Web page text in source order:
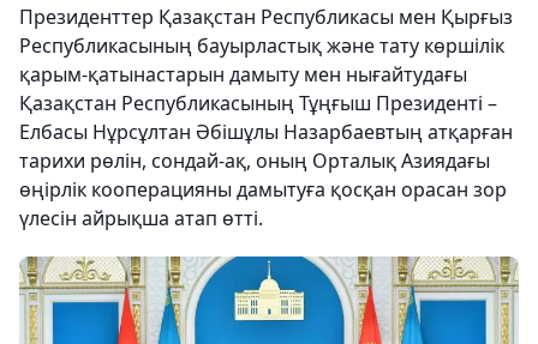
Президенттер Қазақстан Республикасы мен Қырғыз
Республикасының бауырластық және тату көршілік
қарым-қатынастарын дамыту мен нығайтудағы
Қазақстан Республикасының Тұңғыш Президенті –
Елбасы Нұрсұлтан Әбішұлы Назарбаевтың атқарған
тарихи рөлін, сондай-ақ, оның Орталық Азиядағы
өңірлік кооперацияны дамытуға қосқан орасан зор
үлесін айрықша атап өтті.